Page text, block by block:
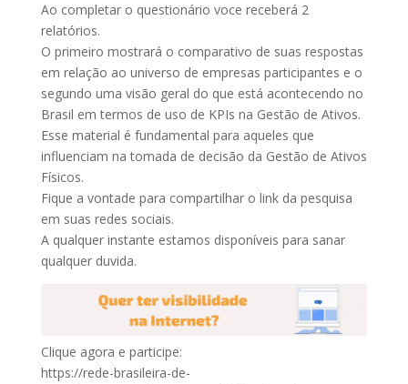
Ao completar o questionário voce receberá 2
relatórios.
O primeiro mostrará o comparativo de suas respostas
em relação ao universo de empresas participantes e o
segundo uma visão geral do que está acontecendo no
Brasil em termos de uso de KPIs na Gestão de Ativos.
Esse material é fundamental para aqueles que
influenciam na tomada de decisão da Gestão de Ativos
Físicos.
Fique a vontade para compartilhar o link da pesquisa
em suas redes sociais.
A qualquer instante estamos disponíveis para sanar
qualquer duvida.
Clique agora e participe:
https://rede-brasileira-de-